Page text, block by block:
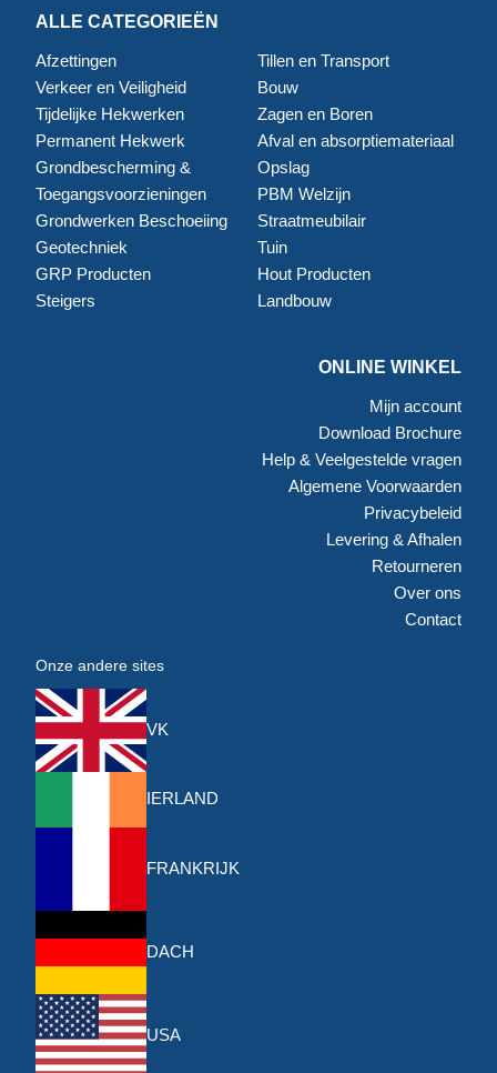
ALLE CATEGORIEËN
Afzettingen
Verkeer en Veiligheid
Tijdelijke Hekwerken
Permanent Hekwerk
Grondbescherming &
Toegangsvoorzieningen
Grondwerken Beschoeiing
Geotechniek
GRP Producten
Steigers
Tillen en Transport
Bouw
Zagen en Boren
Afval en absorptiemateriaal
Opslag
PBM Welzijn
Straatmeubilair
Tuin
Hout Producten
Landbouw
ONLINE WINKEL
Mijn account
Download Brochure
Help & Veelgestelde vragen
Algemene Voorwaarden
Privacybeleid
Levering & Afhalen
Retourneren
Over ons
Contact
Onze andere sites
VK
IERLAND
FRANKRIJK
DACH
USA